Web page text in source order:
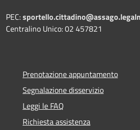
PEC:
Centralino Unico: 02 457821
Prenotazione appuntamento
Segnalazione disservizio
Leggi le FAQ
Richiesta assistenza